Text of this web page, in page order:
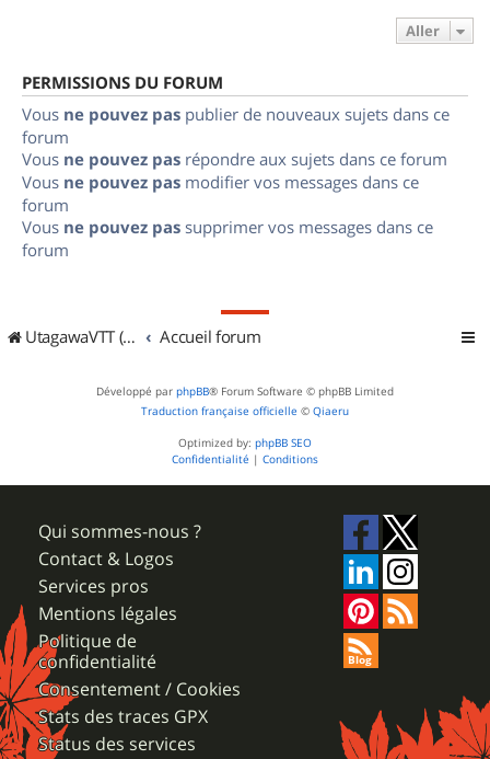
Aller
PERMISSIONS DU FORUM
Vous ne pouvez pas publier de nouveaux sujets dans ce
forum
Vous ne pouvez pas répondre aux sujets dans ce forum
Vous ne pouvez pas modifier vos messages dans ce
forum
Vous ne pouvez pas supprimer vos messages dans ce
forum
UtagawaVTT (Randos VTT et VTTAE avec traces GPS) Accueil forum
Développé par phpBB® Forum Software © phpBB Limited
Traduction française officielle © Qiaeru
Optimized by: phpBB SEO
Confidentialité | Conditions
Qui sommes-nous ?
Contact & Logos
Services pros
Mentions légales
Politique de
confidentialité
Consentement / Cookies
Stats des traces GPX
Status des services